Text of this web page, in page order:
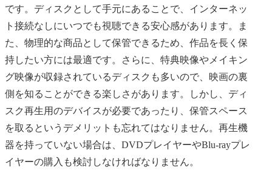
です。ディスクとして手元にあることで、インターネッ
ト接続なしにいつでも視聴できる安心感があります。ま
た、物理的な商品として保管できるため、作品を長く保
持したい方には最適です。さらに、特典映像やメイキン
グ映像が収録されているディスクも多いので、映画の裏
側を知ることができる楽しさがあります。しかし、ディ
スク再生用のデバイスが必要であったり、保管スペース
を取るというデメリットも忘れてはなりません。再生機
器を持っていない場合は、DVDプレイヤーやBlu-rayプレ
イヤーの購入も検討しなければなりません。